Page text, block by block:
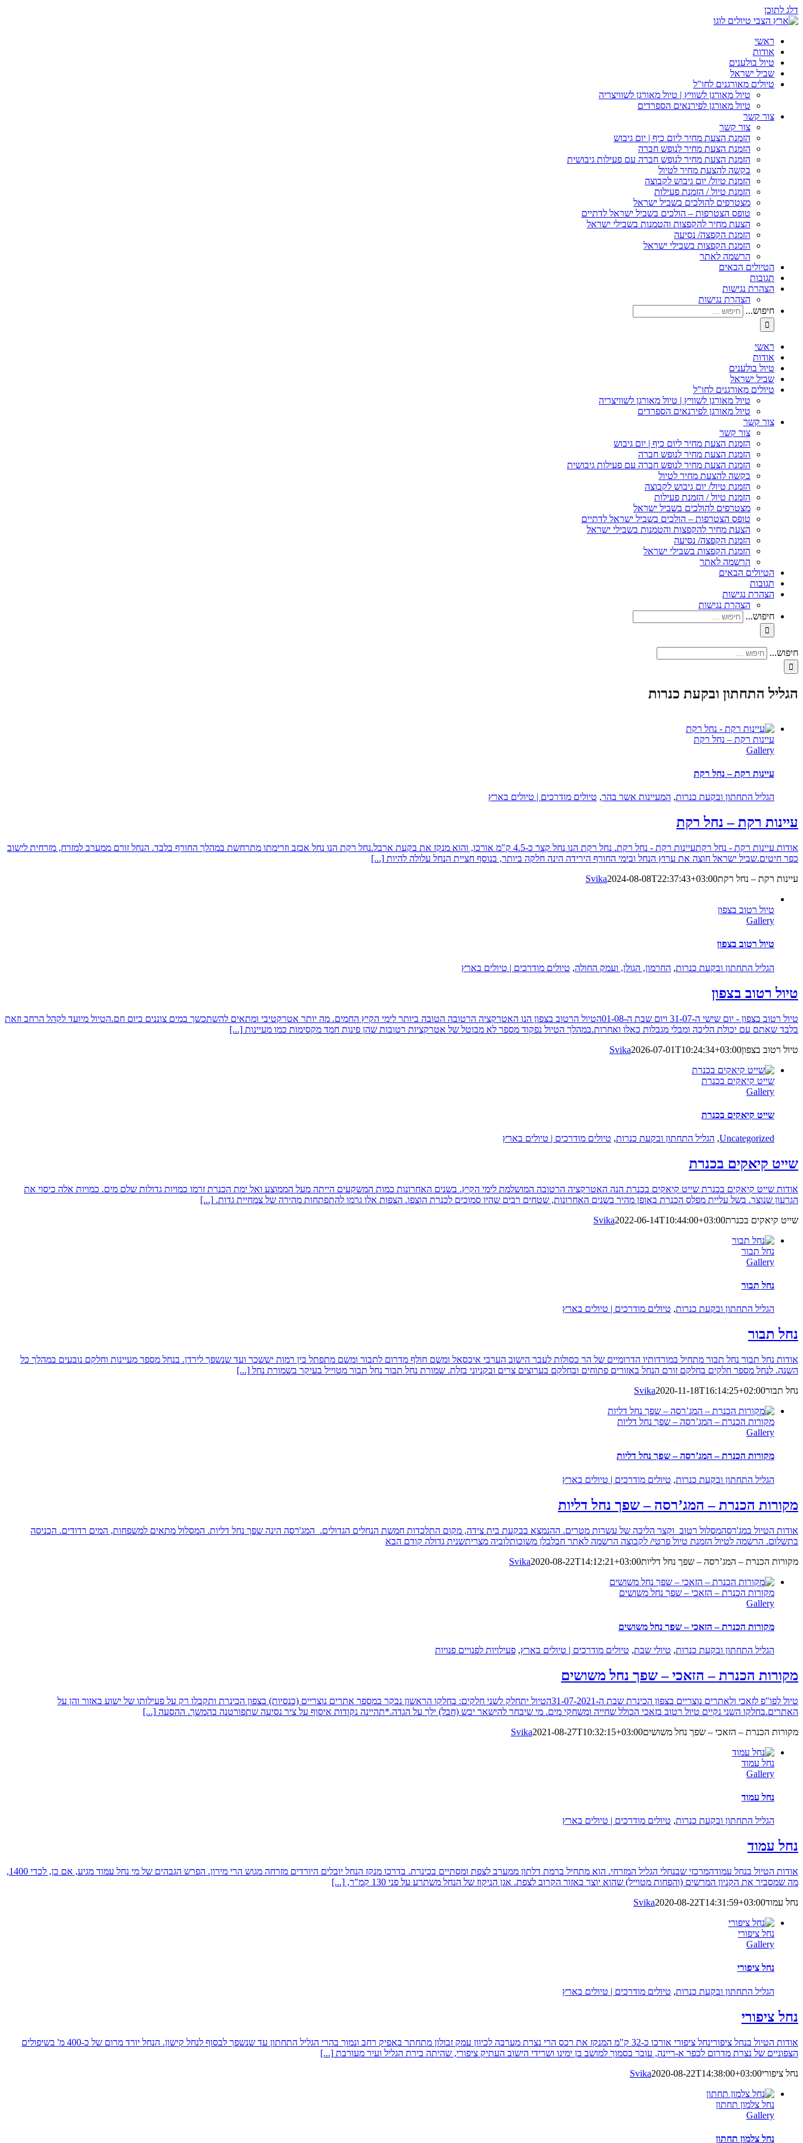
דלג לתוכן
ראשי
אודות
טיול בולענים
שביל ישראל
טיולים מאורגנים לחו"ל
טיול מאורגן לשוויץ | טיול מאורגן לשוויצריה
טיול מאורגן לפירנאים הספרדים
צור קשר
צור קשר
הזמנת הצעת מחיר ליום כיף | יום גיבוש
הזמנת הצעת מחיר לנופש חברה
הזמנת הצעת מחיר לנופש חברה עם פעילות גיבושית
בקשה להצעת מחיר לטיול
הזמנת טיול/ יום גיבוש לקבוצה
הזמנת טיול / הזמנת פעילות
מצטרפים להולכים בשביל ישראל
טופס הצטרפות – הולכים בשביל ישראל לדתיים
הצעת מחיר להקפצות והטמנות בשבילי ישראל
הזמנת הקפצה/ נסיעה
הזמנת הקפצות בשבילי ישראל
הרשמה לאתר
הטיולים הבאים
תגובות
הצהרת נגישות
הצהרת נגישות
חיפוש...
ראשי
אודות
טיול בולענים
שביל ישראל
טיולים מאורגנים לחו"ל
טיול מאורגן לשוויץ | טיול מאורגן לשוויצריה
טיול מאורגן לפירנאים הספרדים
צור קשר
צור קשר
הזמנת הצעת מחיר ליום כיף | יום גיבוש
הזמנת הצעת מחיר לנופש חברה
הזמנת הצעת מחיר לנופש חברה עם פעילות גיבושית
בקשה להצעת מחיר לטיול
הזמנת טיול/ יום גיבוש לקבוצה
הזמנת טיול / הזמנת פעילות
מצטרפים להולכים בשביל ישראל
טופס הצטרפות – הולכים בשביל ישראל לדתיים
הצעת מחיר להקפצות והטמנות בשבילי ישראל
הזמנת הקפצה/ נסיעה
הזמנת הקפצות בשבילי ישראל
הרשמה לאתר
הטיולים הבאים
תגובות
הצהרת נגישות
הצהרת נגישות
חיפוש...
חיפוש...
הגליל התחתון ובקעת כנרות
עיינות רקת – נחל רקת
Gallery
עיינות רקת – נחל רקת
הגליל התחתון ובקעת כנרות, המעיינות אשר בהר, טיולים מודרכים | טיולים בארץ
עיינות רקת – נחל רקת
אודות עיינות רקת - נחל רקתעיינות רקת - נחל רקת. נחל רקת הנו נחל קצר כ-4.5 ק"מ אורכו, והוא מנקז את בקעת ארבל.נחל רקת הנו נחל אכזב וזרימתו מתרחשת במהלך החורף בלבד. הנחל זורם ממערב למזרח, מזרחית לישוב
כפר חיטים.שביל ישראל חוצה את ערוץ הנחל ובימי החורף הירידה הינה חלקה ביותר, בנוסף חציית הנחל עלולה להיות [...]
עיינות רקת – נחל רקת
Svika2024-08-08T22:37:43+03:00
טיול רטוב בצפון
Gallery
טיול רטוב בצפון
הגליל התחתון ובקעת כנרות, החרמון, הגולן, ועמק החולה, טיולים מודרכים | טיולים בארץ
טיול רטוב בצפון
טיול רטוב בצפון - יום שישי ה-31-07 ויום שבת ה-01-08הטיול הרטוב בצפון הנו האטרקציה הרטובה הטובה ביותר לימי הקיץ החמים. מה יותר אטרקטיבי ומתאים להשתכשך במים צוננים ביום חם.הטיול מיועד לקהל הרחב וזאת
בלבד שאתם עם יכולת הליכה ומבלי מגבלות כאלו ואחרות.במהלך הטיול נפקוד מספר לא מבוטל של אטרקציות רטובות שהן פינות חמד מקסימות כמו מעיינות [...]
טיול רטוב בצפון
Svika2026-07-01T10:24:34+03:00
שייט קיאקים בכנרת
Gallery
שייט קיאקים בכנרת
Uncategorized
, הגליל התחתון ובקעת כנרות, טיולים מודרכים | טיולים בארץ
שייט קיאקים בכנרת
אודות שייט קיאקים בכנרת שייט קיאקים בכנרת הנה האטרקציה הרטובה המושלמת לימי הקיץ. בשנים האחרונות כמות המשקעים הייתה מעל הממוצע ואל ימת הכנרת זרמו כמויות גדולות שלם מים. כמויות אלה כיסוי את
הגרעון שנוצר. בשל עליית מפלס הכנרת באופן מהיר בשנים האחרונות, שטחים רבים שהיו סמוכים לכנרת הוצפו. הצפות אלו גרמו להתפתחות מהירה של צמחיית גדות. [...]
שייט קיאקים בכנרת
Svika2022-06-14T10:44:00+03:00
נחל תבור
Gallery
נחל תבור
הגליל התחתון ובקעת כנרות, טיולים מודרכים | טיולים בארץ
נחל תבור
אודות נחל תבור נחל תבור מתחיל במורדותיו הדרומיים של הר כסולות לעבר הישוב הערבי איכסאל ומשם חולף מדרום לתבור ומשם מתפתל בין רמות יששכר ועד שנשפך לירדן. בנחל מספר מעיינות וחלקם נובעים במהלך כל
השנה. לנחל מספר חלקים בחלקם זורם הנחל באזורים פתוחים ובחלקם בערוצים צרים ובקניוני בזלת. שמורת נחל תבור נחל תבור מטוייל בעיקר בשמורת נחל [...]
נחל תבור
Svika2020-11-18T16:14:25+02:00
מקורות הכנרת – המג’רסה – שפך נחל דליות
Gallery
מקורות הכנרת – המג’רסה – שפך נחל דליות
הגליל התחתון ובקעת כנרות, טיולים מודרכים | טיולים בארץ
מקורות הכנרת – המג’רסה – שפך נחל דליות
אודות הטיול במג'רסהמסלול רטוב וקצר הליכה של עשרות מטרים. ההנמצא בבקעת בית צידה, מקום התלכדות חמשת הנחלים הגדולים. המג'רסה הינה שפך נחל דליות. המסלול מתאים למשפחות, המים רדודים. הכניסה
בתשלום. הרשמה לטיול הזמנת טיול פרטי/ לקבוצה הרשמה לאתר חבלבלן משוכותלוביה מצריתשנית גדולה קודם הבא
מקורות הכנרת – המג’רסה – שפך נחל דליות
Svika2020-08-22T14:12:21+03:00
מקורות הכנרת – הזאכי – שפך נחל משושים
Gallery
מקורות הכנרת – הזאכי – שפך נחל משושים
הגליל התחתון ובקעת כנרות, טיולי שבת, טיולים מודרכים | טיולים בארץ, פעילויות לפנויים פנויות
מקורות הכנרת – הזאכי – שפך נחל משושים
טיול לפו"פ לזאכי ולאתרים נוצריים בצפון הכינרת שבת ה-31-07-2021הטיול יתחלק לשני חלקים: בחלקו הראשון נבקר במספר אתרים נוצריים (כנסיות) בצפון הכינרת ותקבלו רק על פעילותו של ישוע באזור והן על
האתרים.בחלקו השני נקיים טיול רטוב בזאכי הכולל שחייה ומשחקי מים. מי שיבחר להישאר יבש (חבל) ילך על הגדה.*תהיינה נקודות איסוף על ציר נסיעה שתפורטנה בהמשך. ההסעה [...]
מקורות הכנרת – הזאכי – שפך נחל משושים
Svika2021-08-27T10:32:15+03:00
נחל עמוד
Gallery
נחל עמוד
הגליל התחתון ובקעת כנרות, טיולים מודרכים | טיולים בארץ
נחל עמוד
אודות הטיול בנחל עמודהמרכזי שבנחלי הגליל המזרחי. הוא מתחיל ברמת דלתון ממערב לצפת ומסתיים בכינרת. בדרכו מנקז הנחל יובלים היורדים מזרחה מגוש הרי מירון. הפרש הגבהים של מי נחל עמוד מגיע, אם כן, לכדי 1400,
מה שמסביר את הקניון המרשים (והפחות מטוייל) שהוא יוצר באזור הקרוב לצפת. אגן הניקוז של הנחל משתרע על פני 130 קמ"ר,
[...]
נחל עמוד
Svika2020-08-22T14:31:59+03:00
נחל ציפורי
Gallery
נחל ציפורי
הגליל התחתון ובקעת כנרות, טיולים מודרכים | טיולים בארץ
נחל ציפורי
אודות הטיול בנחל ציפורינחל ציפורי אורכו כ-32 ק"מ המנקז את רכס הרי נצרת מערבה לכיוון עמק זבולון מתחתר באפיק רחב ונמוך בהרי הגליל התחתון עד שנשפך לבסוף לנחל קישון. הנחל יורד מרום של כ-400 מ' בשיפולים
הצפוניים של נצרת מדרום לכפר א-ריינה, עובר בסמוך למושב בן ימינו ושרידי הישוב העתיק ציפורי, שהיתה בירת הגליל ועיר מעורבת [...]
נחל ציפורי
Svika2020-08-22T14:38:00+03:00
נחל צלמון תחתון
Gallery
נחל צלמון תחתון